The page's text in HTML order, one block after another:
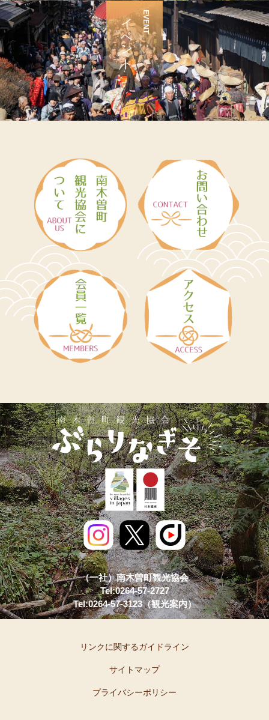
EVENT
イベント
（一社）南木曽町観光協会
Tel:0264-57-2727
Tel:0264-57-3123（観光案内）
リンクに関するガイドライン
サイトマップ
プライバシーポリシー